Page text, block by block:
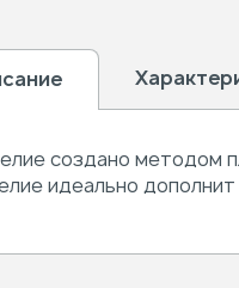
создано методом
идеально